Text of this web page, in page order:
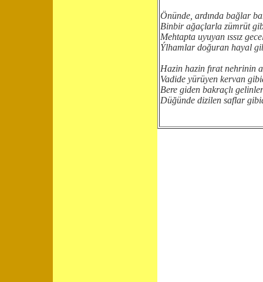
Önünde, ardında bağlar
Binbir ağaçlarla zümrüt
Mehtapta uyuyan ıssız
Ýlhamlar doğuran hayal
Hazin hazin fırat nehrinin
Vadide yürüyen kervan
Bere giden bakraçlı
Düğünde dizilen saflar